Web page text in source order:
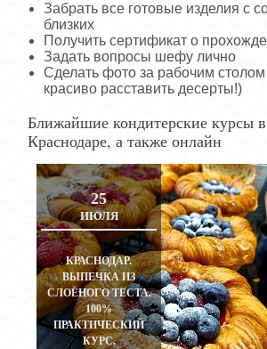
Забрать все готовые изделия с
близких
Получить сертификат о
Задать вопросы шефу лично
Сделать фото за рабочим
красиво расставить десерты!)
Ближайшие кондитерские курсы
Краснодаре, а также онлайн
25
ИЮЛЯ
КРАСНОДАР.
ВЫПЕЧКА ИЗ
СЛОЁНОГО ТЕСТА.
100%
ПРАКТИЧЕСКИЙ
КУРС.